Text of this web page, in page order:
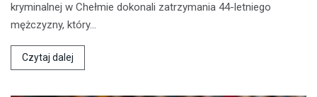
kryminalnej w Chełmie dokonali zatrzymania 44-letniego
mężczyzny, który…
Czytaj dalej